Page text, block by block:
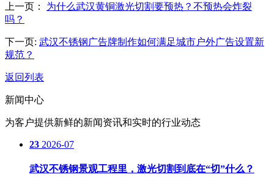
上一页： 为什么武汉黄铜激光切割要预热？不预热会炸裂
吗？
下一页: 武汉不锈钢广告牌制作如何满足城市户外广告设置新
规范？
返回列表
新闻中心
为客户提供新鲜的新闻资讯和实时的行业动态
23 2026-07
武汉不锈钢景观工程里，激光切割到底在“切”什么？